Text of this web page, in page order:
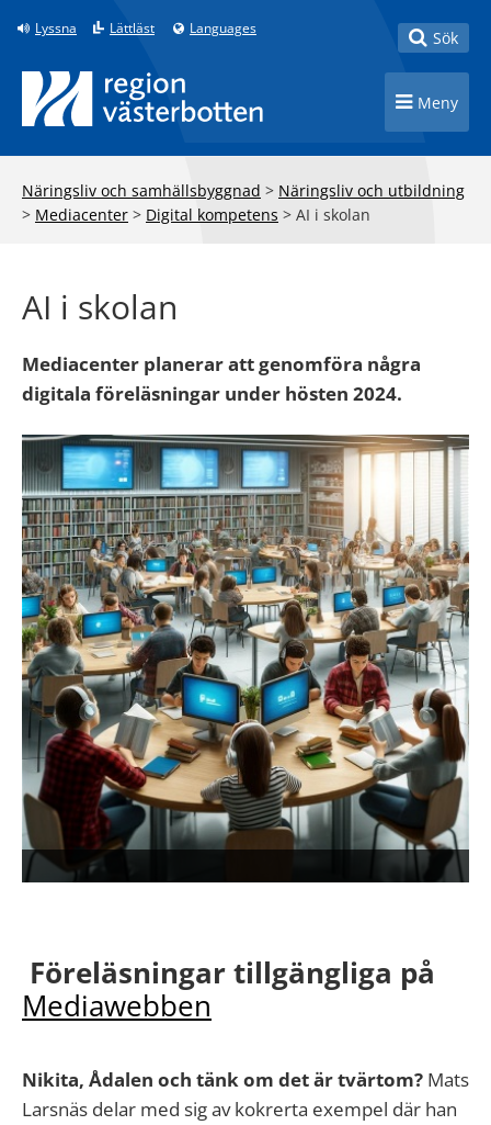
Till innehåll på sidan
Lyssna Lättläst Languages Toggle
Sök
Toggle
Meny
Näringsliv och samhällsbyggnad > Näringsliv och utbildning
> Mediacenter > Digital kompetens > AI i skolan
AI i skolan
Mediacenter planerar att genomföra några
digitala föreläsningar under hösten 2024.
Föreläsningar tillgängliga på
Mediawebben
Nikita, Ådalen och tänk om det är tvärtom? Mats
Larsnäs delar med sig av kokrerta exempel där han